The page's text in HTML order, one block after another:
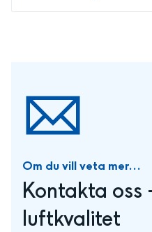
Om du vill veta mer...
Kontakta oss
luftkvalitet